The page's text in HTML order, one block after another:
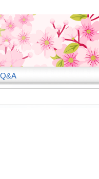
Q&A